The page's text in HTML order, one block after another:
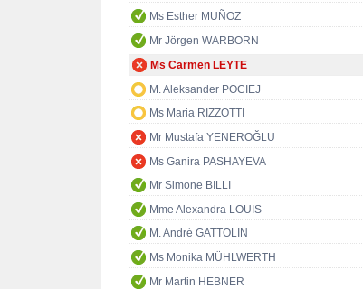
Ms Esther MUÑOZ
Mr Jörgen WARBORN
Ms Carmen LEYTE
M. Aleksander POCIEJ
Ms Maria RIZZOTTI
Mr Mustafa YENEROĞLU
Ms Ganira PASHAYEVA
Mr Simone BILLI
Mme Alexandra LOUIS
M. André GATTOLIN
Ms Monika MÜHLWERTH
Mr Martin HEBNER